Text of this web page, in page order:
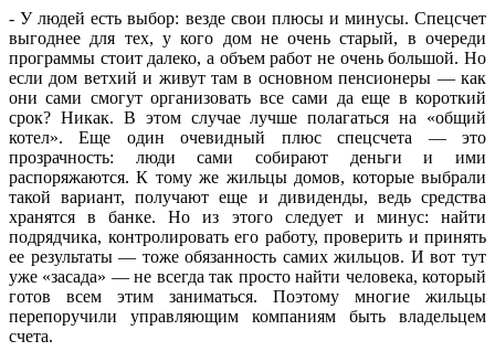
- У людей есть выбор: везде свои плюсы и минусы. Спецсчет
выгоднее для тех, у кого дом не очень старый, в очереди
программы стоит далеко, а объем работ не очень большой. Но
если дом ветхий и живут там в основном пенсионеры — как
они сами смогут организовать все сами да еще в короткий
срок? Никак. В этом случае лучше полагаться на «общий
котел». Еще один очевидный плюс спецсчета — это
прозрачность: люди сами собирают деньги и ими
распоряжаются. К тому же жильцы домов, которые выбрали
такой вариант, получают еще и дивиденды, ведь средства
хранятся в банке. Но из этого следует и минус: найти
подрядчика, контролировать его работу, проверить и принять
ее результаты — тоже обязанность самих жильцов. И вот тут
уже «засада» — не всегда так просто найти человека, который
готов всем этим заниматься. Поэтому многие жильцы
перепоручили управляющим компаниям быть владельцем
счета.